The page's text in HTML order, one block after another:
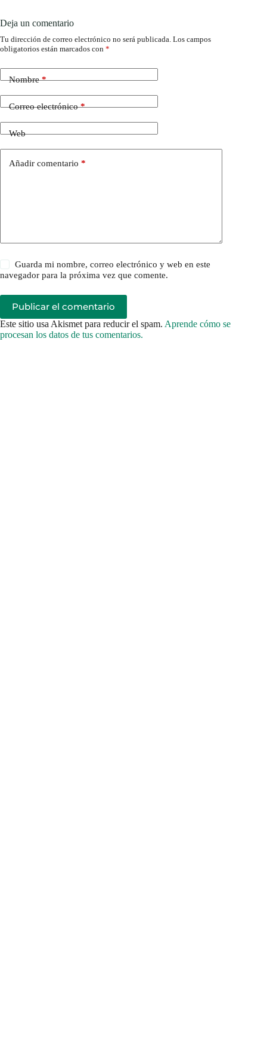
Deja un comentario
Tu dirección de correo electrónico no será publicada. Los campos
obligatorios están marcados con *
Nombre*
Correo electrónico*
Web
Añadir comentario *
Guarda mi nombre, correo electrónico y web en este
navegador para la próxima vez que comente.
Publicar el comentario
Este sitio usa Akismet para reducir el spam. Aprende cómo se
procesan los datos de tus comentarios.